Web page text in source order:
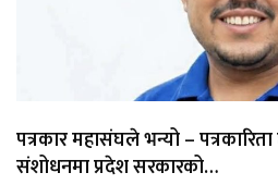
पत्रकार महासंघले भन्यो – पत्रकारिता
संशोधनमा प्रदेश सरकारको…